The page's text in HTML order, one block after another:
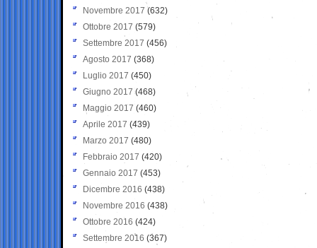
Novembre 2017 (632)
Ottobre 2017 (579)
Settembre 2017 (456)
Agosto 2017 (368)
Luglio 2017 (450)
Giugno 2017 (468)
Maggio 2017 (460)
Aprile 2017 (439)
Marzo 2017 (480)
Febbraio 2017 (420)
Gennaio 2017 (453)
Dicembre 2016 (438)
Novembre 2016 (438)
Ottobre 2016 (424)
Settembre 2016 (367)